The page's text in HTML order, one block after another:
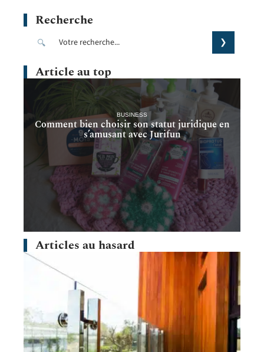
Recherche
Article au top
BUSINESS
Comment bien choisir son statut juridique en
s’amusant avec Jurifun
Articles au hasard